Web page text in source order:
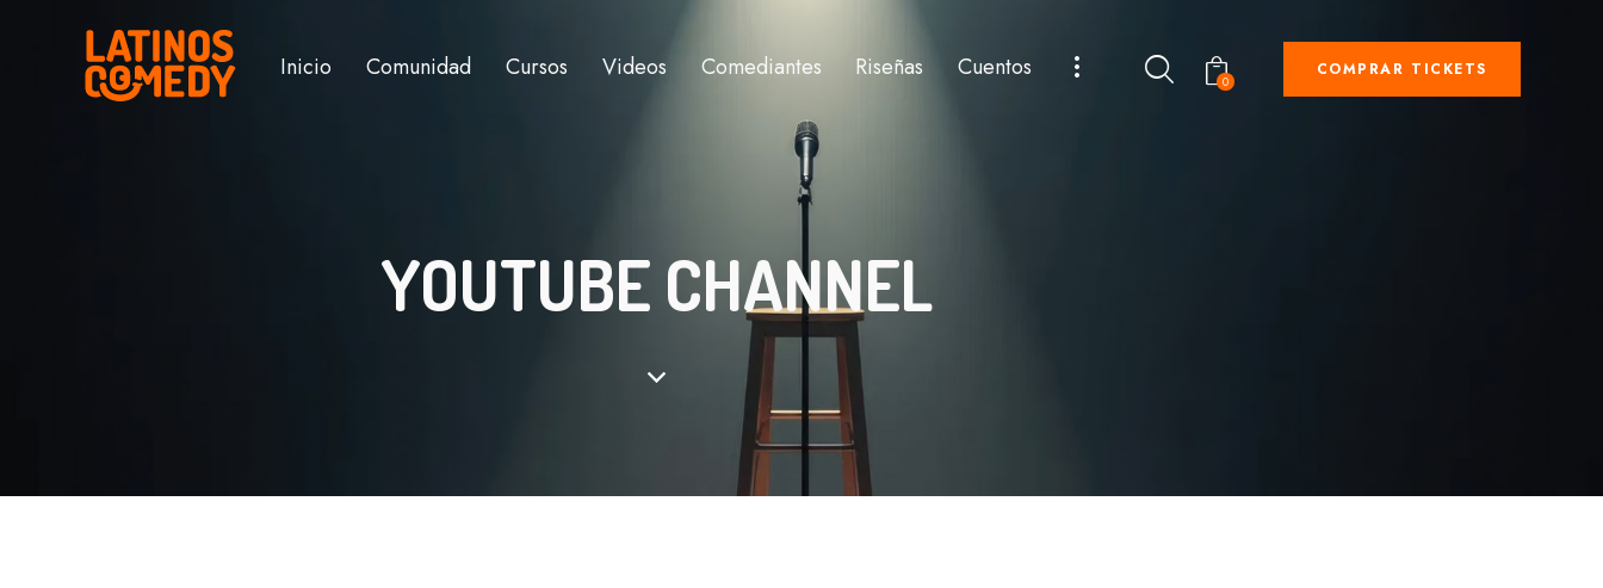
Inicio Comunidad Cursos Videos Comediantes Riseñas Cuentos 0
COMPRAR TICKETS
YOUTUBE CHANNEL